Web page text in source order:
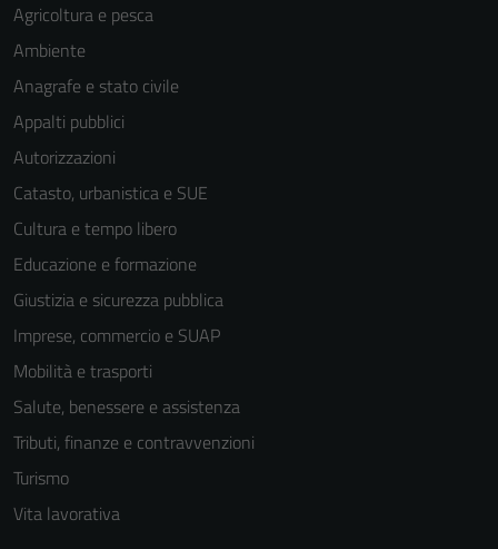
Agricoltura e pesca
Ambiente
Anagrafe e stato civile
Appalti pubblici
Autorizzazioni
Catasto, urbanistica e SUE
Cultura e tempo libero
Educazione e formazione
Giustizia e sicurezza pubblica
Imprese, commercio e SUAP
Mobilità e trasporti
Salute, benessere e assistenza
Tributi, finanze e contravvenzioni
Turismo
Vita lavorativa